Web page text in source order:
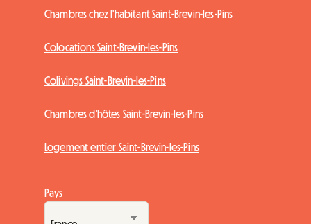
Chambres chez l'habitant Saint-Brevin-les-Pins
Colocations Saint-Brevin-les-Pins
Colivings Saint-Brevin-les-Pins
Chambres d'hôtes Saint-Brevin-les-Pins
Logement entier Saint-Brevin-les-Pins
Pays